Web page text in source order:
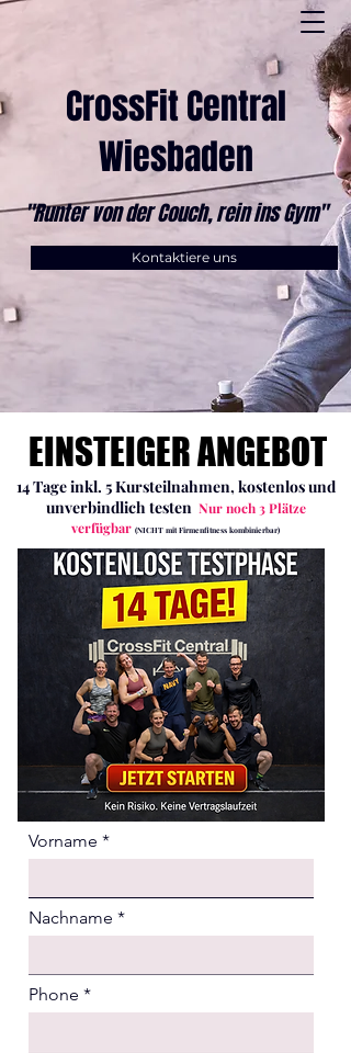
CrossFit Central
Wiesbaden
"Runter von der Couch, rein ins Gym"
Kontaktiere uns
EINSTEIGER ANGEBOT
EINSTEIGER ANGEBOT
14 Tage inkl. 5 Kursteilnahmen, kostenlos und
unverbindlich testen Nur noch 3 Plätze
verfügbar (NICHT mit Firmenfitness kombinierbar)
Vorname
Nachname
Phone